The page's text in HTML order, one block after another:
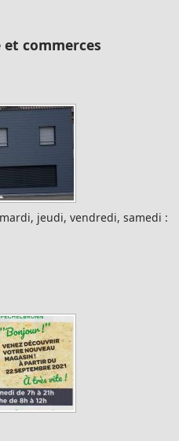
commerces
mardi, jeudi, vendredi, samedi :